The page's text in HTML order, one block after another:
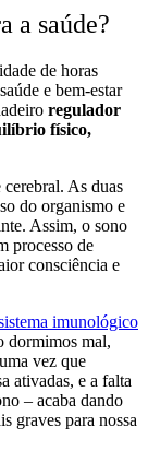
a saúde?
de horas
e bem-estar
regulador
físico,
As duas
do organismo e
Assim, o sono
processo de
consciência e
imunológico
dormimos mal,
vez que
ativadas, e a falta
– acaba dando
graves para nossa